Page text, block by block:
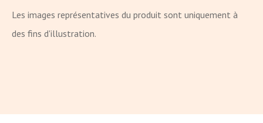
Les images représentatives du produit sont uniquement à
des fins d'illustration.